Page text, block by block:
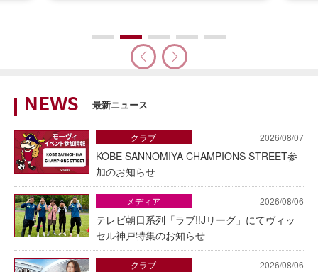
NEWS 最新ニュース
2026/08/07
KOBE SANNOMIYA CHAMPIONS STREET参
加のお知らせ
クラブ
2026/08/06
テレビ朝日系列「ラブ!!Jリーグ」にてヴィッ
セル神戸特集のお知らせ
メディア
2026/08/06
クラブ